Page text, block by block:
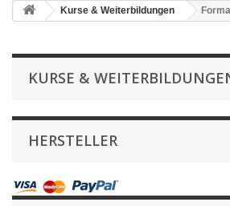
Kurse & Weiterbildungen
KURSE &
HERSTELLER